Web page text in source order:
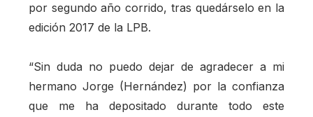
por segundo año corrido, tras quedárselo en la
edición 2017 de la LPB.
“Sin duda no puedo dejar de agradecer a mi
hermano Jorge (Hernández) por la confianza
que me ha depositado durante todo este